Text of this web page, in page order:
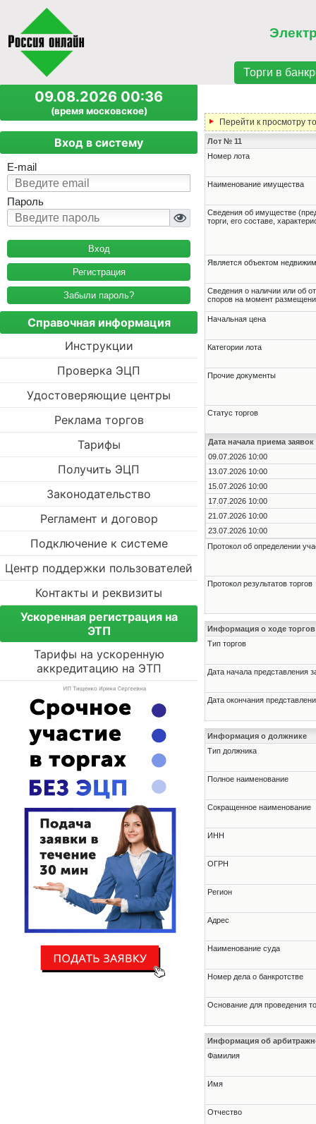
Торги в
09.08.2026 00:36
(время московское)
Вход в систему
E-mail
Пароль
Регистрация
Забыли пароль?
Справочная информация
Инструкции
Проверка ЭЦП
Удостоверяющие центры
Реклама торгов
Тарифы
Получить ЭЦП
Законодательство
Регламент и договор
Подключение к системе
Центр поддержки пользователей
Контакты и реквизиты
Ускоренная регистрация на
ЭТП
Тарифы на ускоренную
аккредитацию на ЭТП
Перейти к просмотру
Лот № 11
Номер лота
Наименование имущества
Cведения об имуществе
торги, его составе,
Является объектом
Cведения о наличии или об
споров на момент
Начальная цена
Категории лота
Прочие документы
Статус торгов
Дата начала приема заявок
09.07.2026 10:00
13.07.2026 10:00
15.07.2026 10:00
17.07.2026 10:00
21.07.2026 10:00
23.07.2026 10:00
Протокол об определении
Протокол результатов торгов
Информация о ходе торгов
Тип торгов
Дата начала представления
Дата окончания
Информация о должнике
Тип должника
Полное наименование
Сокращенное наименование
ИНН
ОГРН
Регион
Адрес
Наименование суда
Номер дела о банкротстве
Основание для проведения
Информация об
Фамилия
Имя
Отчество